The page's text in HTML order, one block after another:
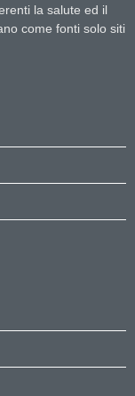
la salute ed il
come fonti solo siti